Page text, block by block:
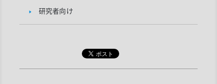
研究者向け